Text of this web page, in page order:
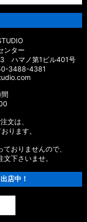
ンター
ハマノ第1ビル401号
3488-4381
文は、
ります。
おりませんので、
下さいませ。
店中！